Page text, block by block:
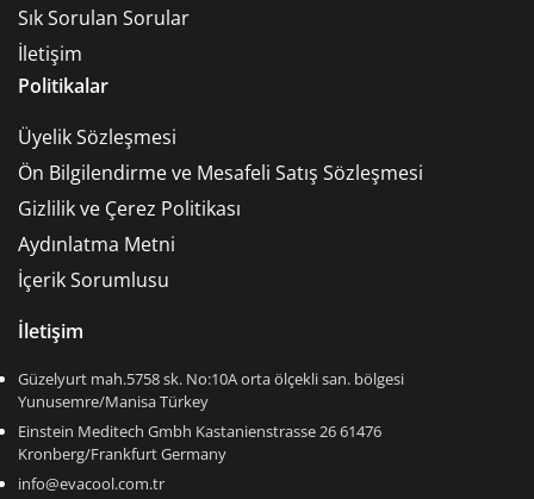
Sık Sorulan Sorular
İletişim
Politikalar
Üyelik Sözleşmesi
Ön Bilgilendirme ve Mesafeli Satış Sözleşmesi
Gizlilik ve Çerez Politikası
Aydınlatma Metni
İçerik Sorumlusu
İletişim
Güzelyurt mah.5758 sk. No:10A orta ölçekli san. bölgesi
Yunusemre/Manisa Türkey
Einstein Meditech Gmbh Kastanienstrasse 26 61476
Kronberg/Frankfurt Germany
info@evacool.com.tr